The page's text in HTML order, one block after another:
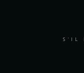
S'IL